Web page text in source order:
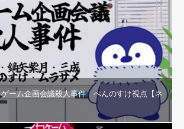
ーム企画会議殺人事件 ぺんのすけ視点【ネ